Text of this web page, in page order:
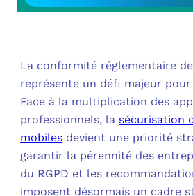
La conformité réglementaire
représente un défi majeur pour
Face à la multiplication des
professionnels, la sécurisation
mobiles devient une priorité
garantir la pérennité des
du RGPD et les
imposent désormais un cadre